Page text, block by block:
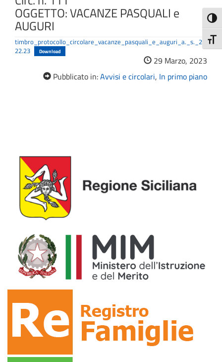
OGGETTO: VACANZE PASQUALI e
AUGURI
timbro_protocollo_circolare_vacanze_pasquali_e_auguri_a._s._20
22.23
Download
29 Marzo, 2023
Pubblicato in:Avvisi e circolari, In primo piano